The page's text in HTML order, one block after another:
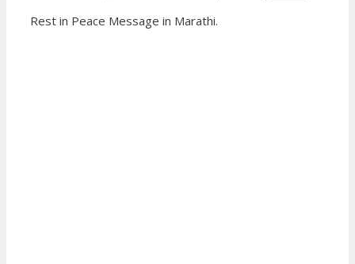
Rest in Peace Message in Marathi.